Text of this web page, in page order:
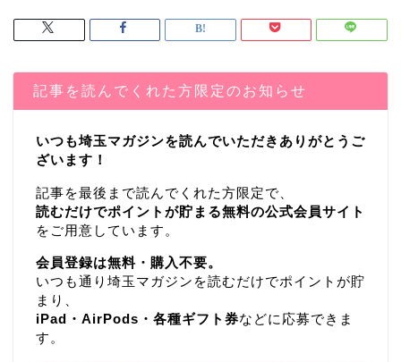
記事を読んでくれた方限定のお知らせ
いつも埼玉マガジンを読んでいただきありがとうご
ざいます！
記事を最後まで読んでくれた方限定で、
読むだけでポイントが貯まる無料の公式会員サイト
をご用意しています。
会員登録は無料・購入不要。
いつも通り埼玉マガジンを読むだけでポイントが貯
まり、
iPad・AirPods・各種ギフト券などに応募できま
す。